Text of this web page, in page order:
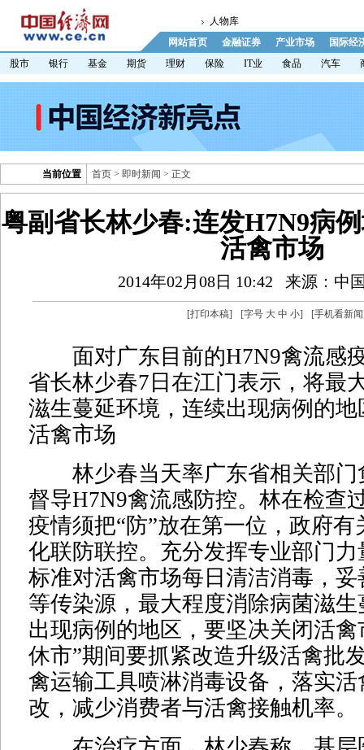
人物库
网站首页
金融证券 产业市场
国际经
股市
银行 基金 期货 理财 保险 IT业 食品 汽车
当前位置 首页 > 即时新闻 > 正文
粤副省长林少春:连发H7N9病
活禽市场
2014年02月08日 10:42 来源：中
[打印本稿] [字号 大 中 小] [手机看新闻
面对广东目前的H7N9禽流感
省长林少春7日在江门表示，将最
滋生蔓延环境，连续出现病例的
活禽市场
林少春当天率广东省相关部门
督导H7N9禽流感防控。林在检查
疫情须把“防”放在第一位，政府
化联防联控。充分发挥专业部门
标准对活禽市场每日清洁消毒，
等传染源，最大程度消除病菌滋
出现病例的地区，要坚决关闭活禽
休市”期间要抓紧改造升级活禽批
禽运输工具喷淋消毒设备，落实
改，减少消费者与活禽接触机率。